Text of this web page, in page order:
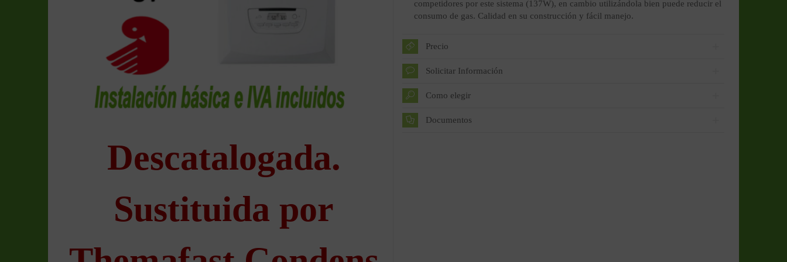
Descatalogada.
Sustituida por
competidores por este sistema (137W), en cambio utilizándola bien puede reducir el
consumo de gas. Calidad en su construcción y fácil manejo.
Precio
Solicitar Información
Como elegir
Documentos